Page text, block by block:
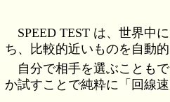
SPEED TEST は、世界中
ち、比較的近いものを自動的
自分で相手を選ぶことも
か試すことで純粋に「回線